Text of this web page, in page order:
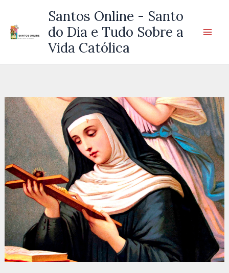
Santos Online - Santo
do Dia e Tudo Sobre a
Vida Católica